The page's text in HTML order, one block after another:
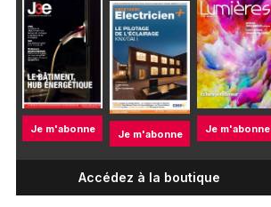
Je m'abonne Je m'abonne Je m'abonne
Accédez à la boutique